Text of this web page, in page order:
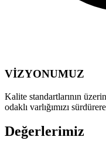
VİZYONUMUZ
Kalite standartlarının
odaklı varlığımızı
Değerlerimiz